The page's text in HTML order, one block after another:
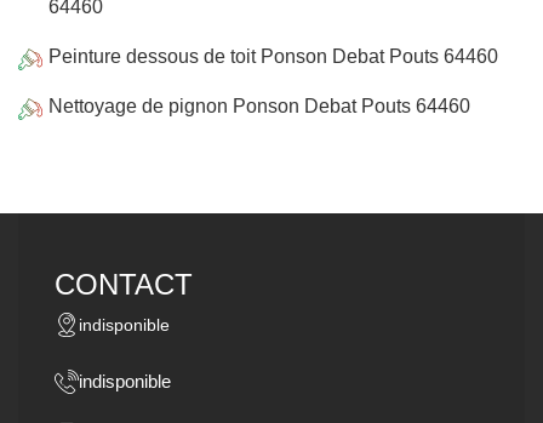
64460
Peinture dessous de toit Ponson Debat Pouts 64460
Nettoyage de pignon Ponson Debat Pouts 64460
CONTACT
indisponible
indisponible